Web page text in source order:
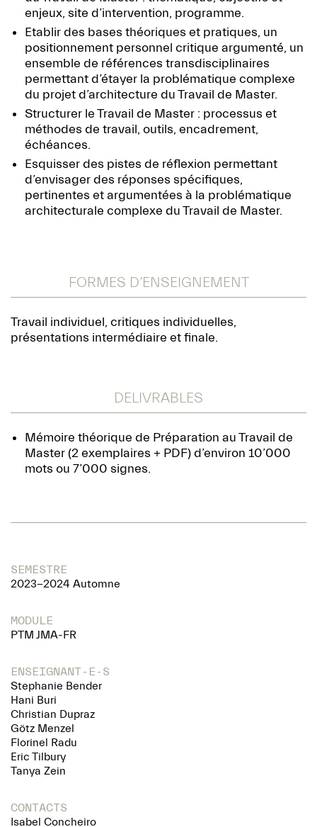
enjeux, site d’intervention, programme.
Etablir des bases théoriques et pratiques, un
positionnement personnel critique argumenté, un
ensemble de références transdisciplinaires
permettant d’étayer la problématique complexe
du projet d’architecture du Travail de Master.
Structurer le Travail de Master : processus et
méthodes de travail, outils, encadrement,
échéances.
Esquisser des pistes de réflexion permettant
d’envisager des réponses spécifiques,
pertinentes et argumentées à la problématique
architecturale complexe du Travail de Master.
FORMES D’ENSEIGNEMENT
Travail individuel, critiques individuelles,
présentations intermédiaire et finale.
DELIVRABLES
Mémoire théorique de Préparation au Travail de
Master (2 exemplaires + PDF) d’environ 10’000
mots ou 7’000 signes.
SEMESTRE
2023-2024 Automne
MODULE
PTM JMA-FR
ENSEIGNANT-E-S
Stephanie Bender
Hani Buri
Christian Dupraz
Götz Menzel
Florinel Radu
Eric Tilbury
Tanya Zein
CONTACTS
Isabel Concheiro